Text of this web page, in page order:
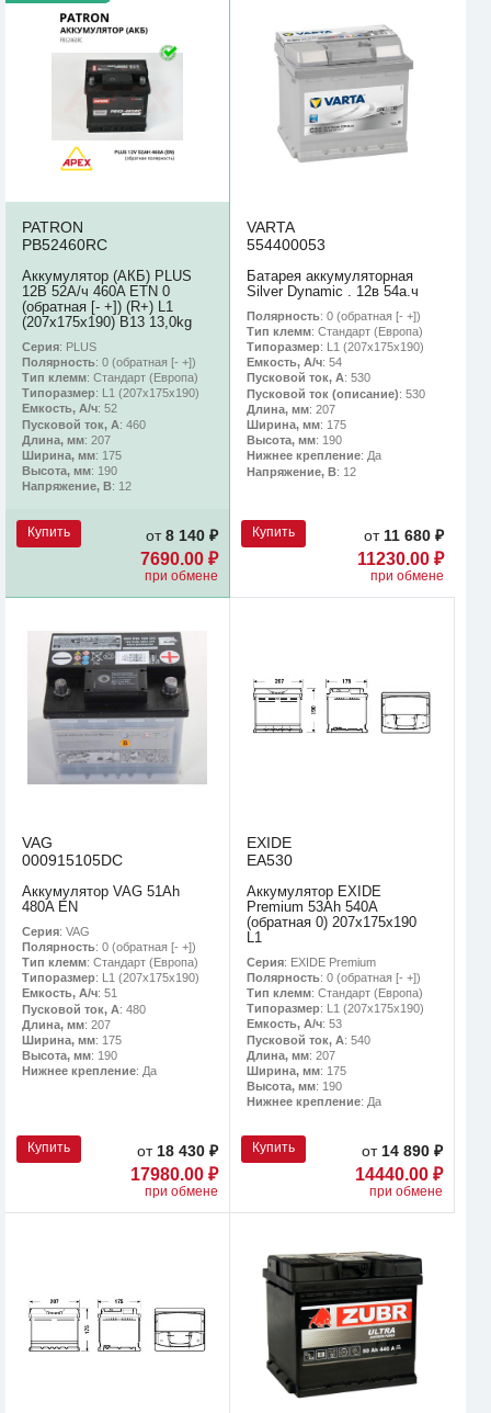
PATRON
PB52460RC
Аккумулятор (АКБ) PLUS
12В 52А/ч 460A ETN 0
(обратная [- +]) (R+) L1
(207x175x190) B13 13,0kg
Серия: PLUS
Полярность: 0 (обратная [- +])
Тип клемм: Стандарт (Европа)
Типоразмер: L1 (207x175x190)
Емкость, А/ч: 52
Пусковой ток, А: 460
Длина, мм: 207
Ширина, мм: 175
Высота, мм: 190
Напряжение, В: 12
Купить от8 140 ₽
7690.00 ₽
при обмене
VARTA
554400053
Батарея аккумуляторная
Silver Dynamic . 12в 54а.ч
Полярность: 0 (обратная [- +])
Тип клемм: Стандарт (Европа)
Типоразмер: L1 (207x175x190)
Емкость, А/ч: 54
Пусковой ток, А: 530
Пусковой ток (описание): 530
Длина, мм: 207
Ширина, мм: 175
Высота, мм: 190
Нижнее крепление: Да
Напряжение, В: 12
Купить от 11 680 ₽
11230.00 ₽
при обмене
VAG
000915105DC
Аккумулятор VAG 51Ah
480A EN
Серия: VAG
Полярность: 0 (обратная [- +])
Тип клемм: Стандарт (Европа)
Типоразмер: L1 (207x175x190)
Емкость, А/ч: 51
Пусковой ток, А: 480
Длина, мм: 207
Ширина, мм: 175
Высота, мм: 190
Нижнее крепление: Да
Купить от 18 430 ₽
17980.00 ₽
при обмене
EXIDE
EA530
Аккумулятор EXIDE
Premium 53Ah 540A
(обратная 0) 207x175x190
L1
Серия: EXIDE Premium
Полярность: 0 (обратная [- +])
Тип клемм: Стандарт (Европа)
Типоразмер: L1 (207x175x190)
Емкость, А/ч: 53
Пусковой ток, А: 540
Длина, мм: 207
Ширина, мм: 175
Высота, мм: 190
Нижнее крепление: Да
Купить от 14 890 ₽
14440.00 ₽
при обмене